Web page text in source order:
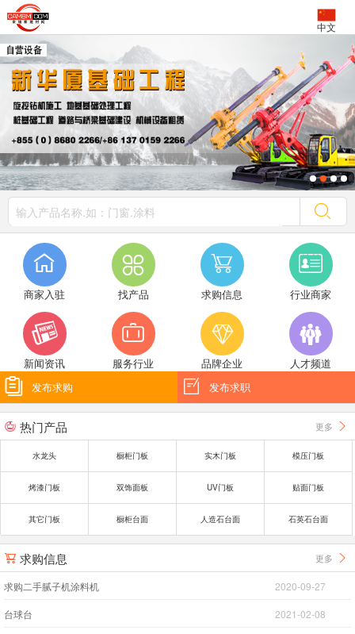
中文

商家入驻

找产品

求购信息

行业商家

新闻资讯

服务行业

品牌企业

人才频道
 发布求购  发布求职
 热门产品 更多 
水龙头 橱柜门板 实木门板 模压门板
烤漆门板 双饰面板 UV门板 贴面门板
其它门板 橱柜台面 人造石台面 石英石台面
 求购信息 更多 
求购二手腻子机涂料机 2020-09-27
台球台 2021-02-08